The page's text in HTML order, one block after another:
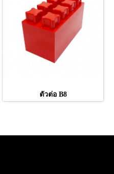
ตัวต่อ B8